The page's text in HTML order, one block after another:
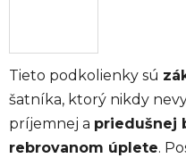
Tieto podkolienky sú
šatníka, ktorý nikdy
príjemnej a priedušnej
rebrovanom úplete.